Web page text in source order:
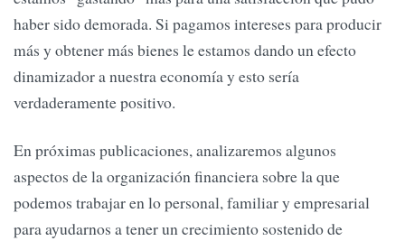
haber sido demorada. Si pagamos intereses para producir
más y obtener más bienes le estamos dando un efecto
dinamizador a nuestra economía y esto sería
verdaderamente positivo.
En próximas publicaciones, analizaremos algunos
aspectos de la organización financiera sobre la que
podemos trabajar en lo personal, familiar y empresarial
para ayudarnos a tener un crecimiento sostenido de